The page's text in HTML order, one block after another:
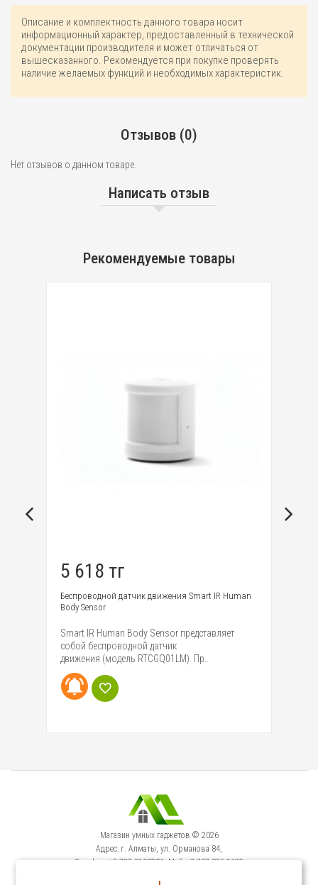
Описание и комплектность данного товара носит
информационный характер, предоставленный в технической
документации производителя и может отличаться от
вышесказанного. Рекомендуется при покупке проверять
наличие желаемых функций и необходимых характеристик.
Отзывов (0)
Нет отзывов о данном товаре.
Написать отзыв
Рекомендуемые товары
5 618 тг
Беспроводной датчик движения Smart IR Human
Body Sensor
Smart IR Human Body Sensor представляет
собой беспроводной датчик
движения (модель RTCGQ01LM). Пр..
Магазин умных гаджетов © 2026
Адрес: г. Алматы, ул. Орманова 84,
Телефон: +7-727-3100231, Моб: +7-707-376-9129
Сервисный Центр: г. Алматы, ул. Орманова 84.